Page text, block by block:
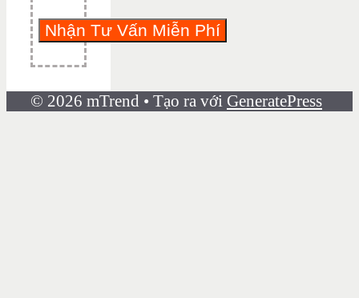
© 2026 mTrend • Tạo ra với GeneratePress